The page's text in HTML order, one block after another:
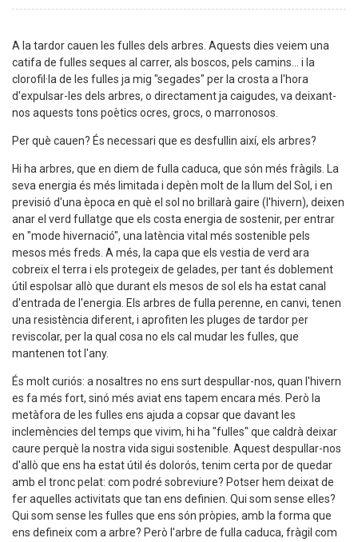
A la tardor cauen les fulles dels arbres. Aquests dies veiem una
catifa de fulles seques al carrer, als boscos, pels camins... i la
clorofil·la de les fulles ja mig "segades" per la crosta a l'hora
d'expulsar-les dels arbres, o directament ja caigudes, va deixant-
nos aquests tons poètics ocres, grocs, o marronosos.
Per què cauen? És necessari que es desfullin així, els arbres?
Hi ha arbres, que en diem de fulla caduca, que són més fràgils. La
seva energia és més limitada i depèn molt de la llum del Sol, i en
previsió d'una època en què el sol no brillarà gaire (l'hivern), deixen
anar el verd fullatge que els costa energia de sostenir, per entrar
en "mode hivernació", una latència vital més sostenible pels
mesos més freds. A més, la capa que els vestia de verd ara
cobreix el terra i els protegeix de gelades, per tant és doblement
útil espolsar allò que durant els mesos de sol els ha estat canal
d'entrada de l'energia. Els arbres de fulla perenne, en canvi, tenen
una resistència diferent, i aprofiten les pluges de tardor per
reviscolar, per la qual cosa no els cal mudar les fulles, que
mantenen tot l'any.
És molt curiós: a nosaltres no ens surt despullar-nos, quan l'hivern
es fa més fort, sinó més aviat ens tapem encara més. Però la
metàfora de les fulles ens ajuda a copsar que davant les
inclemències del temps que vivim, hi ha "fulles" que caldrà deixar
caure perquè la nostra vida sigui sostenible. Aquest despullar-nos
d'allò que ens ha estat útil és dolorós, tenim certa por de quedar
amb el tronc pelat: com podré sobreviure? Potser hem deixat de
fer aquelles activitats que tan ens definien. Qui som sense elles?
Qui som sense les fulles que ens són pròpies, amb la forma que
ens defineix com a arbre? Però l'arbre de fulla caduca, fràgil com